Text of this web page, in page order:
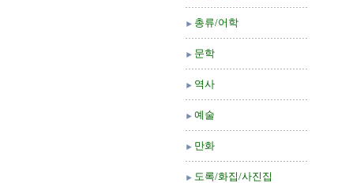
총류/어학
문학
역사
예술
만화
도록/화집/사진집